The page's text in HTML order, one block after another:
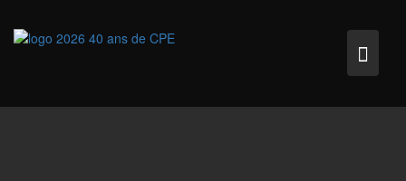
content